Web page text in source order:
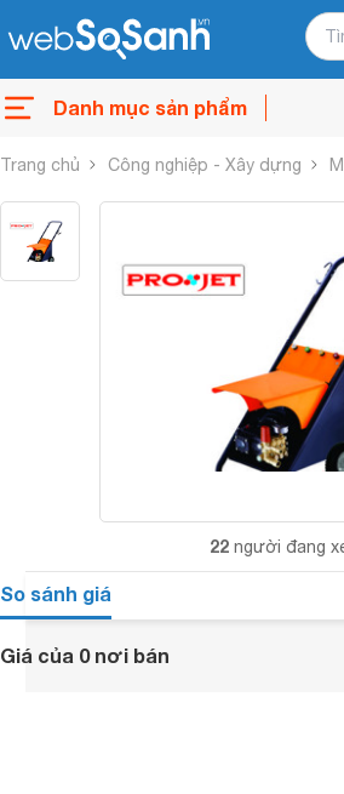
Danh mục sản phẩm
Trang chủ Công nghiệp - Xây dựng
22 người đang
So sánh giá
Giá của 0 nơi bán